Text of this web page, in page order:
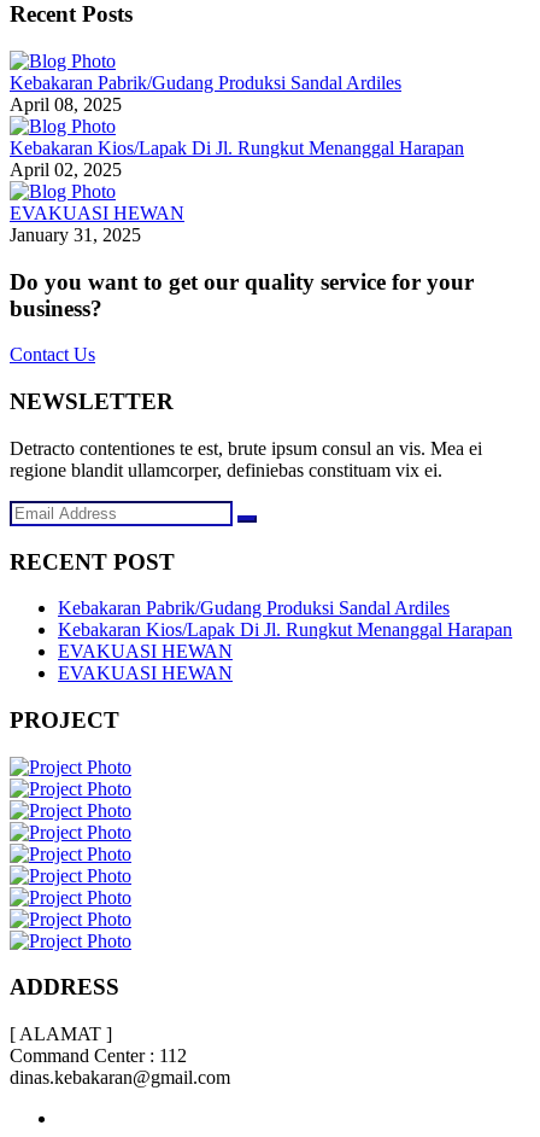
Recent Posts
Kebakaran Pabrik/Gudang Produksi Sandal Ardiles
April 08, 2025
Kebakaran Kios/Lapak Di Jl. Rungkut Menanggal Harapan
April 02, 2025
EVAKUASI HEWAN
January 31, 2025
Do you want to get our quality service for your
business?
Contact Us
NEWSLETTER
Detracto contentiones te est, brute ipsum consul an vis. Mea ei
regione blandit ullamcorper, definiebas constituam vix ei.
RECENT POST
Kebakaran Pabrik/Gudang Produksi Sandal Ardiles
Kebakaran Kios/Lapak Di Jl. Rungkut Menanggal Harapan
EVAKUASI HEWAN
EVAKUASI HEWAN
PROJECT
ADDRESS
[ ALAMAT ]
Command Center : 112
dinas.kebakaran@gmail.com